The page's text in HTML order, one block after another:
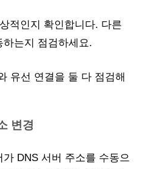
적인지 확인합니다. 다른
는지 점검하세요.
유선 연결을 둘 다 점검해
변경
DNS 서버 주소를 수동으